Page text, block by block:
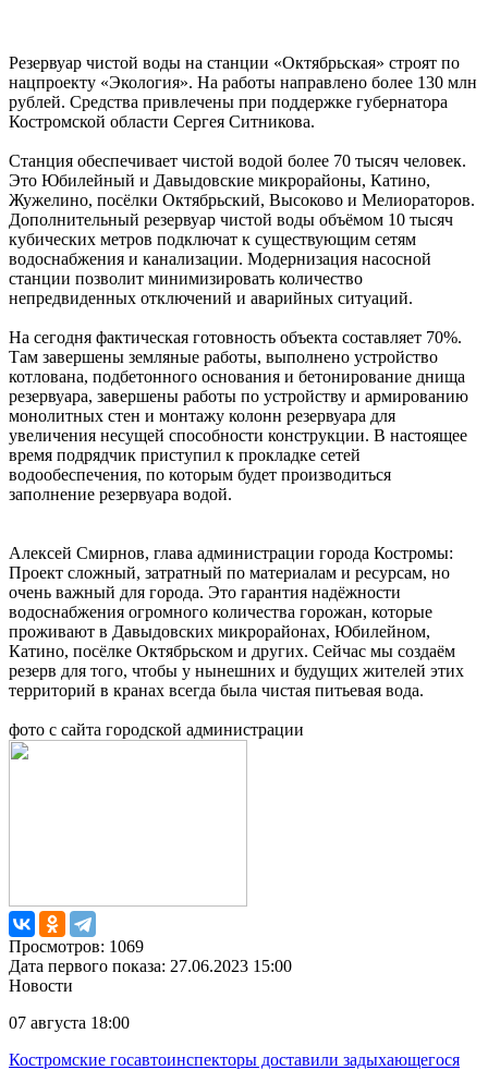
Резервуар чистой воды на станции «Октябрьская» строят по
нацпроекту «Экология». На работы направлено более 130 млн
рублей. Средства привлечены при поддержке губернатора
Костромской области Сергея Ситникова.
Станция обеспечивает чистой водой более 70 тысяч человек.
Это Юбилейный и Давыдовские микрорайоны, Катино,
Жужелино, посёлки Октябрьский, Высоково и Мелиораторов.
Дополнительный резервуар чистой воды объёмом 10 тысяч
кубических метров подключат к существующим сетям
водоснабжения и канализации. Модернизация насосной
станции позволит минимизировать количество
непредвиденных отключений и аварийных ситуаций.
На сегодня фактическая готовность объекта составляет 70%.
Там завершены земляные работы, выполнено устройство
котлована, подбетонного основания и бетонирование днища
резервуара, завершены работы по устройству и армированию
монолитных стен и монтажу колонн резервуара для
увеличения несущей способности конструкции. В настоящее
время подрядчик приступил к прокладке сетей
водообеспечения, по которым будет производиться
заполнение резервуара водой.
Алексей Смирнов, глава администрации города Костромы:
Проект сложный, затратный по материалам и ресурсам, но
очень важный для города. Это гарантия надёжности
водоснабжения огромного количества горожан, которые
проживают в Давыдовских микрорайонах, Юбилейном,
Катино, посёлке Октябрьском и других. Сейчас мы создаём
резерв для того, чтобы у нынешних и будущих жителей этих
территорий в кранах всегда была чистая питьевая вода.
фото с сайта городской администрации
Просмотров: 1069
Дата первого показа: 27.06.2023 15:00
Новости
07 августа 18:00
Костромские госавтоинспекторы доставили задыхающегося